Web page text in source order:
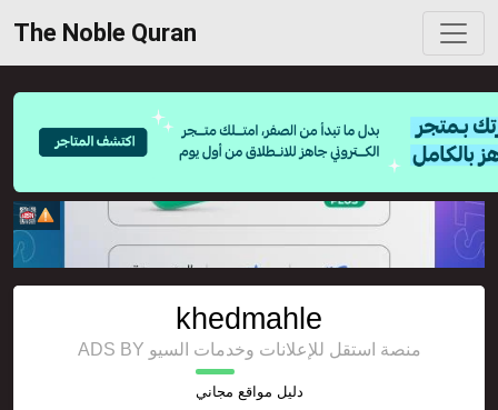
The Noble Quran
khedmahle
ADS BY منصة استقل للإعلانات وخدمات السيو
دليل مواقع مجاني